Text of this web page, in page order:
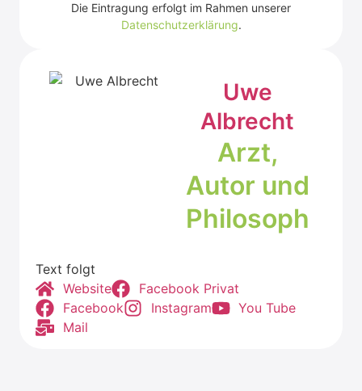
Uwe
Albrecht
Arzt,
Autor und
Phi­lo­soph
Text folgt
Web­site
Face­book Pri­vat
Face­book
Insta­gram
You Tube
Mail
Alternative:
Die Eintragung erfolgt im Rahmen unserer
Datenschutzerklärung.